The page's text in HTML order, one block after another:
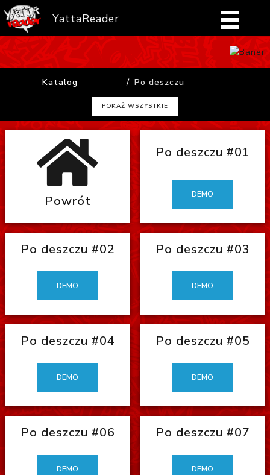
YattaReader
Pobierz
Mangi
Zaloguj się
Katalog Po deszczu
POKAŻ WSZYSTKIE
Powrót
Po deszczu #01
DEMO
Po deszczu #02
DEMO
Po deszczu #03
DEMO
Po deszczu #04
DEMO
Po deszczu #05
DEMO
Po deszczu #06
DEMO
Po deszczu #07
DEMO